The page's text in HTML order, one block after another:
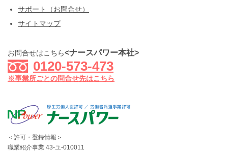
サポート（お問合せ）
サイトマップ
お問合せはこちら<ナースパワー本社>
0120-573-473
※事業所ごとの問合せ先はこちら
＜許可・登録情報＞
職業紹介事業 43-ユ-010011